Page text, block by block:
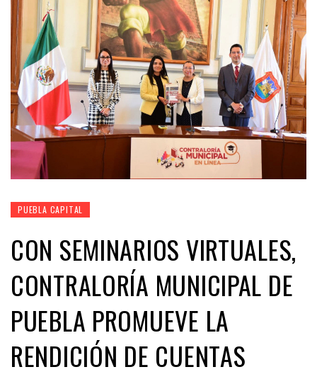
PUEBLA CAPITAL
CON SEMINARIOS VIRTUALES,
CONTRALORÍA MUNICIPAL DE
PUEBLA PROMUEVE LA
RENDICIÓN DE CUENTAS